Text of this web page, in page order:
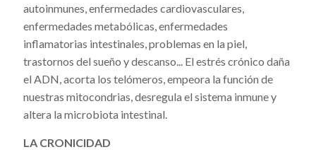
autoinmunes, enfermedades cardiovasculares,
enfermedades metabólicas, enfermedades
inflamatorias intestinales, problemas en la piel,
trastornos del sueño y descanso... El estrés crónico daña
el ADN, acorta los telómeros, empeora la función de
nuestras mitocondrias, desregula el sistema inmune y
altera la microbiota intestinal.
LA CRONICIDAD